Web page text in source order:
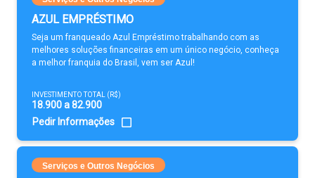
AZUL EMPRÉSTIMO
Seja um franqueado Azul Empréstimo trabalhando com as
melhores soluções financeiras em um único negócio, conheça
a melhor franquia do Brasil, vem ser Azul!
INVESTIMENTO TOTAL (R$)
18.900 a 82.900
Pedir Informações
Serviços e Outros Negócios